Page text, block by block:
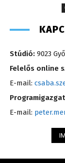
Stúdió: 9023
Felelős online
E-mail:
E-mail: